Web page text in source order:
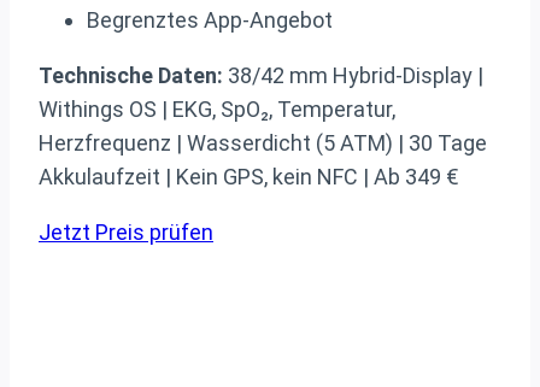
Begrenztes App-Angebot
Technische Daten: 38/42 mm Hybrid-Display |
Withings OS | EKG, SpO₂, Temperatur,
Herzfrequenz | Wasserdicht (5 ATM) | 30 Tage
Akkulaufzeit | Kein GPS, kein NFC | Ab 349 €
Jetzt Preis prüfen